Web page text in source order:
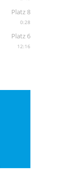
Platz 8
0:28
Platz 6
12:16